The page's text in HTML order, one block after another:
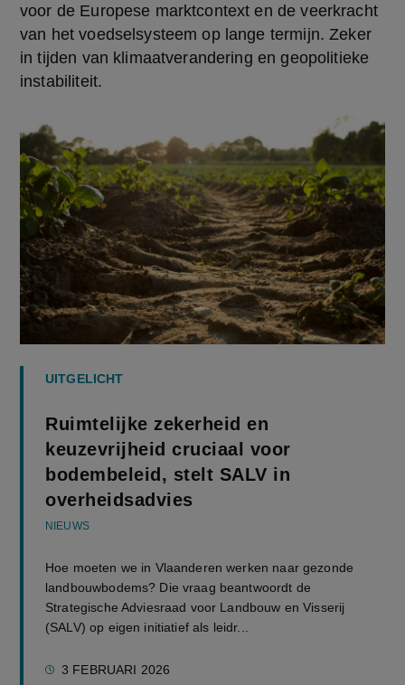
voor de Europese marktcontext en de veerkracht
van het voedselsysteem op lange termijn. Zeker
in tijden van klimaatverandering en geopolitieke
instabiliteit.
UITGELICHT
Ruimtelijke zekerheid en
keuzevrijheid cruciaal voor
bodembeleid, stelt SALV in
overheidsadvies
NIEUWS
Hoe moeten we in Vlaanderen werken naar gezonde
landbouwbodems? Die vraag beantwoordt de
Strategische Adviesraad voor Landbouw en Visserij
(SALV) op eigen initiatief als leidr...
3 FEBRUARI 2026